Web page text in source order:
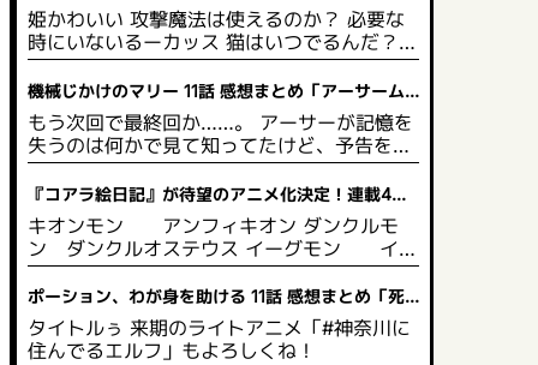
感想まとめ「姫なのに一文無しとは」
姫かわいい 攻撃魔法は使えるのか？ 必要な
時にいないるーカッス 猫はいつでるんだ？
はなざーママ、エッチな女王だった。踊り子
ではなｋった
機械じかけのマリー 11話 感想まとめ「アーサーム
キムキやな」
もう次回で最終回か……。 アーサーが記憶を
失うのは何かで見て知ってたけど、予告を見
て「風呂場の石鹸で滑って頭を打つ安直な展
開」を予想してゴメンね(´；ω；`)/
『コアラ絵日記』が待望のアニメ化決定！連載4周
年の記念日に発表された心温まるニュース
キオンモン アンフィキオン ダンクルモ
ン ダンクルオステウス イーグモン イー
グル
ポーション、わが身を助ける 11話 感想まとめ「死
人が出るアニメだった」
タイトルぅ 来期のライトアニメ「#神奈川に
住んでるエルフ」もよろしくね！